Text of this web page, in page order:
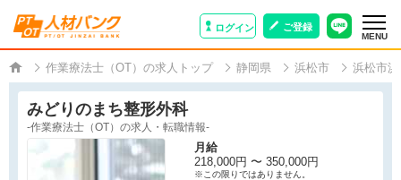
ログイン ご登録
MENU
作業療法士（OT）の求人トップ 静岡県 浜松市 浜松市
みどりのまち整形外科
-作業療法士（OT）の求人・転職情報-
月給
218,000円 〜 350,000円
※この限りではありません。